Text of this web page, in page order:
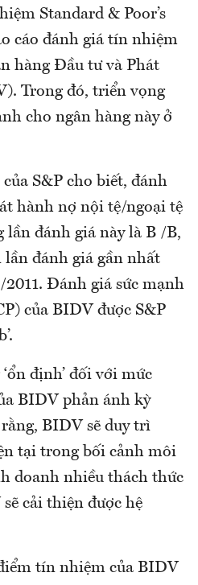
Standard & Poor’s
cáo đánh giá tín nhiệm
hàng Đầu tư và Phát
Trong đó, triển vọng
cho ngân hàng này ở
S&P cho biết, đánh
hành nợ nội tệ/ngoại tệ
đánh giá này là B /B,
đánh giá gần nhất
2011. Đánh giá sức mạnh
của BIDV được S&P
định’ đối với mức
BIDV phản ánh kỳ
BIDV sẽ duy trì
tại trong bối cảnh môi
doanh nhiều thách thức
cải thiện được hệ
tín nhiệm của BIDV